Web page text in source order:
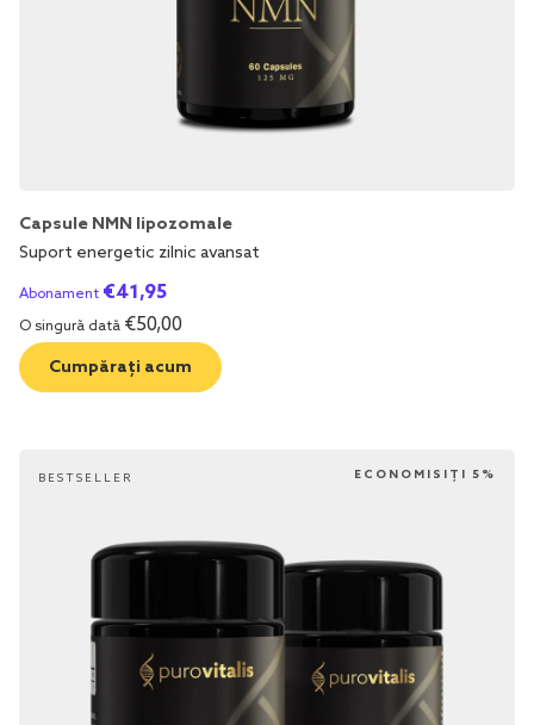
Capsule NMN lipozomale
Suport energetic zilnic avansat
Abonament €41,95
O singură dată €50,00
Cumpărați acum
ECONOMISIȚI 5%
BESTSELLER